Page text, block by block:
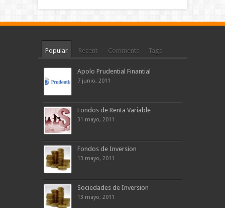
Popular Recent Comments Tags
Apolo Prudential Finantial
7 junio, 2011
Fondos de Renta Variable
31 mayo, 2011
Fondos de Inversion
13 mayo, 2011
Sociedades de Inversion
13 mayo, 2011